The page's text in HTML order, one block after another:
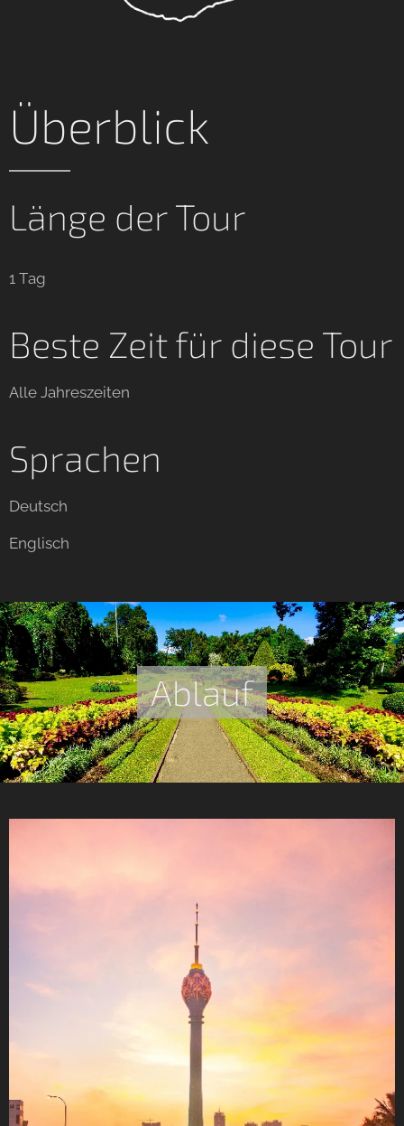
Überblick
Länge der Tour
1 Tag
Beste Zeit für diese Tour
Alle Jahreszeiten
Sprachen
Deutsch
Englisch
Ablauf